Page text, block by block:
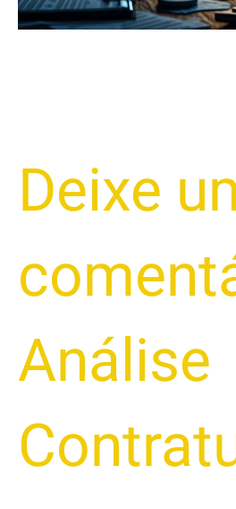
Deixe
Análise